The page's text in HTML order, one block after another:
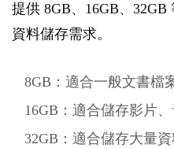
提供 8GB、16GB、
資料儲存需求。
8GB：適合一般文書檔
16GB：適合儲存影片
32GB：適合儲存大量